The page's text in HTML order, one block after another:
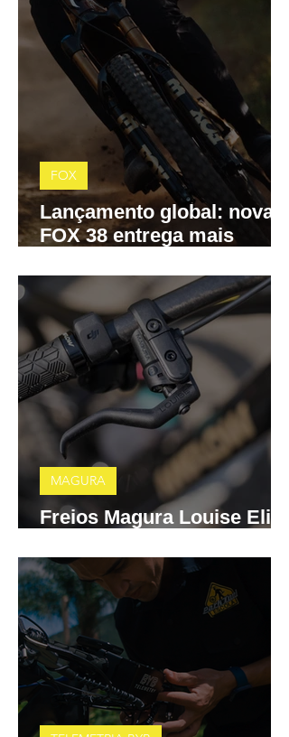
Lançamento global: nova
FOX 38 entrega mais
controle total
FOX
Freios Magura Louise Elite
MAGURA